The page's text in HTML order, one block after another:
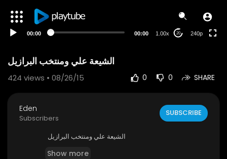
00:00 00:00 1.00x 20 240p
الشيعة علي ومنتخب البرازيل
424 views • 08/26/15 0 0 SHARE
Eden
Subscribers
SUBSCRIBE
الشيعة علي ومنتخب البرازيل
Show more